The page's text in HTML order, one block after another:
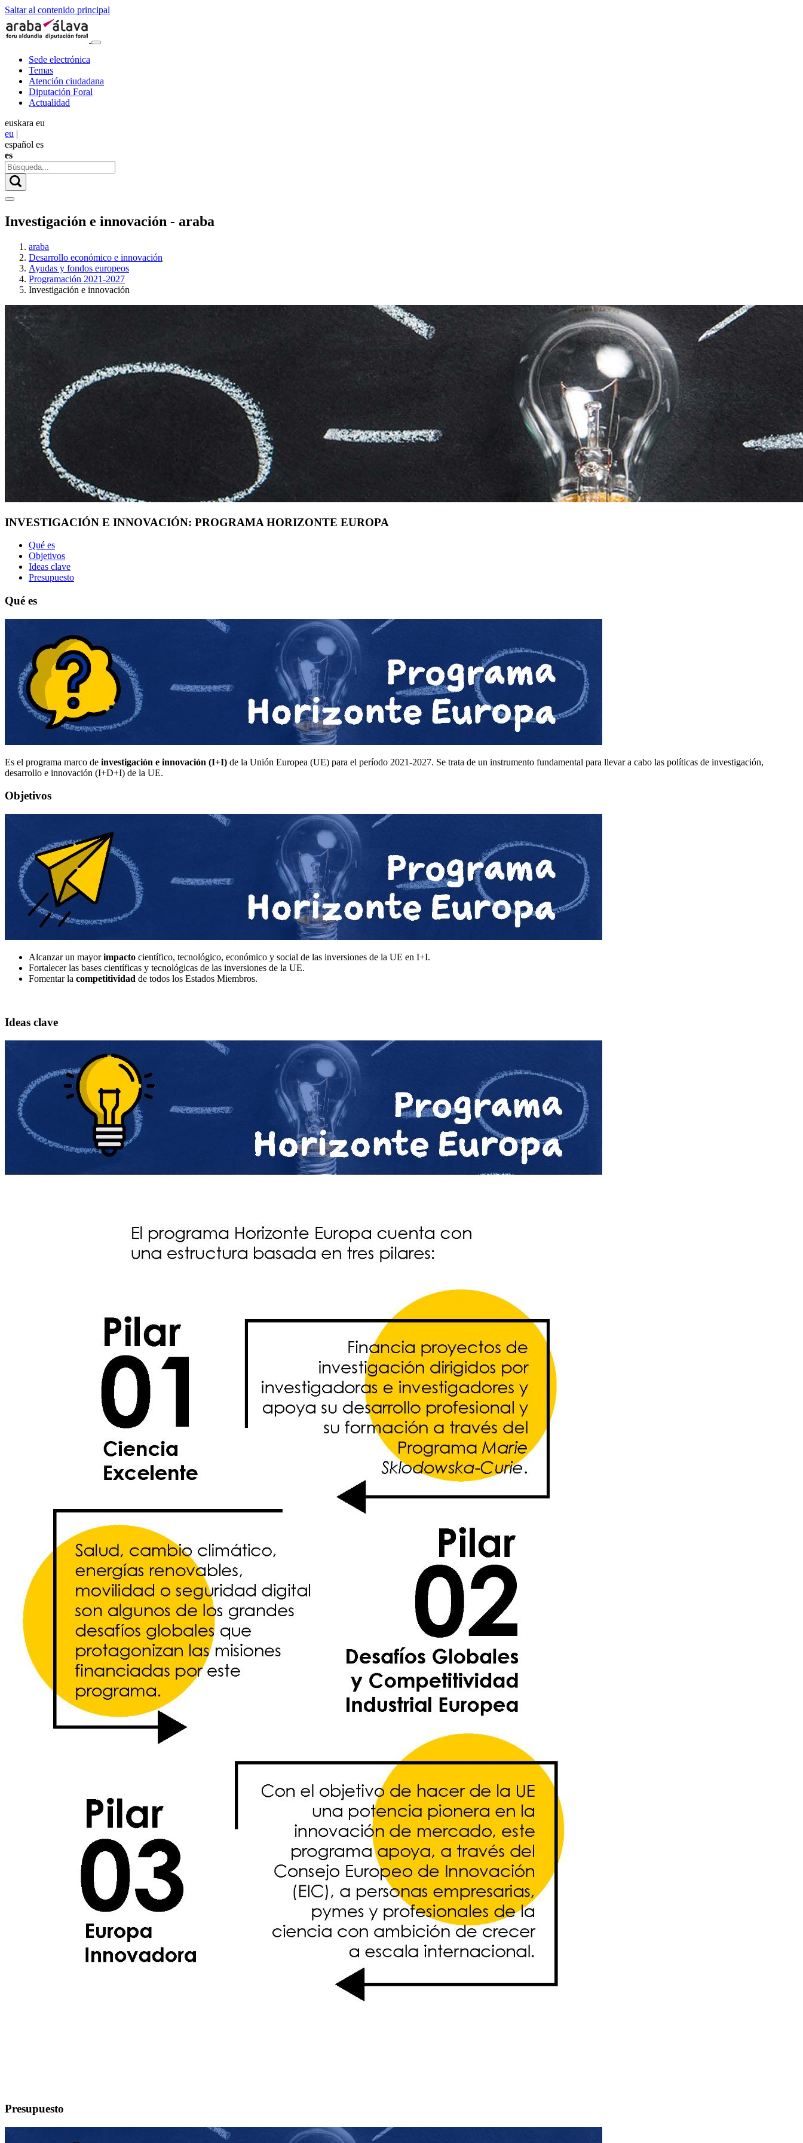
Saltar al contenido principal
Sede electrónica
Temas
Atención ciudadana
Diputación Foral
Actualidad
euskara eu
eu |
español es
es
Investigación e innovación - araba
araba
Desarrollo económico e innovación
Ayudas y fondos europeos
Programación 2021-2027
Investigación e innovación
INVESTIGACIÓN E INNOVACIÓN: PROGRAMA HORIZONTE EUROPA
Qué es
Objetivos
Ideas clave
Presupuesto
Qué es
Es el programa marco de investigación e innovación (I+I) de la Unión Europea (UE) para el período 2021-2027. Se trata de un instrumento fundamental para llevar a cabo las políticas de investigación,
desarrollo e innovación (I+D+I) de la UE.
Objetivos
Alcanzar un mayorimpacto científico, tecnológico, económico y social de las inversiones de la UE en I+I.
Fortalecer las bases científicas y tecnológicas de las inversiones de la UE.
Fomentar la competitividad de todos los Estados Miembros.
Ideas clave
Presupuesto